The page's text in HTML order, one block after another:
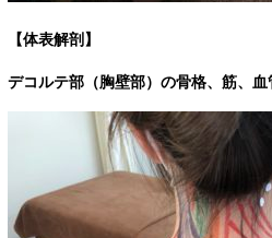
【体表解剖】
デコルテ部（胸壁部）の骨格、筋、